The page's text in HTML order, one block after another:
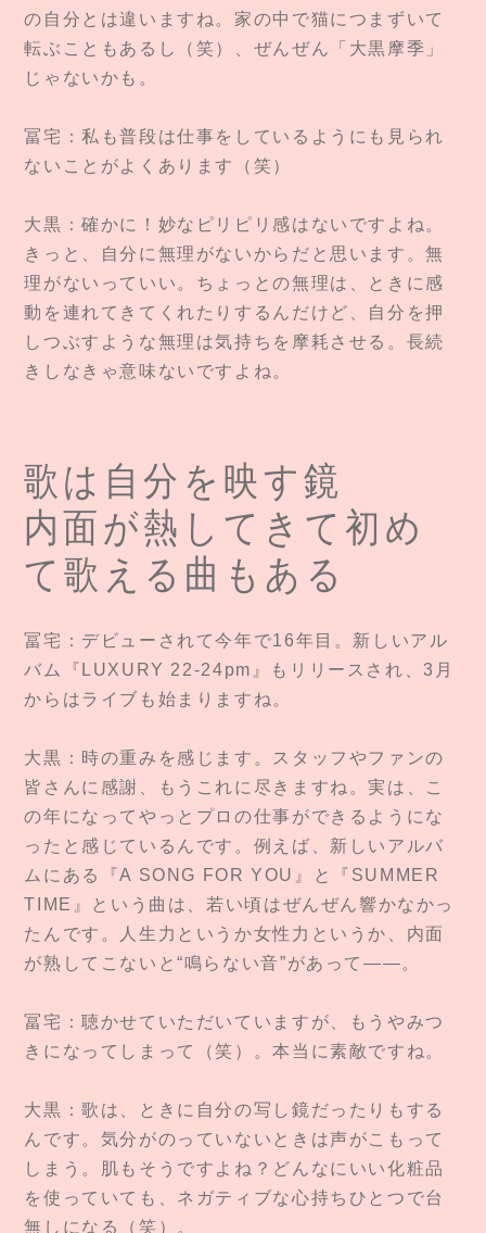
の自分とは違いますね。家の中で猫につまずいて
転ぶこともあるし（笑）、ぜんぜん「大黒摩季」
じゃないかも。
冨宅：私も普段は仕事をしているようにも見られ
ないことがよくあります（笑）
大黒：確かに！妙なピリピリ感はないですよね。
きっと、自分に無理がないからだと思います。無
理がないっていい。ちょっとの無理は、ときに感
動を連れてきてくれたりするんだけど、自分を押
しつぶすような無理は気持ちを摩耗させる。長続
きしなきゃ意味ないですよね。
歌は自分を映す鏡
内面が熱してきて初め
て歌える曲もある
冨宅：デビューされて今年で16年目。新しいアル
バム『LUXURY 22-24pm』もリリースされ、3月
からはライブも始まりますね。
大黒：時の重みを感じます。スタッフやファンの
皆さんに感謝、もうこれに尽きますね。実は、こ
の年になってやっとプロの仕事ができるようにな
ったと感じているんです。例えば、新しいアルバ
ムにある『A SONG FOR YOU』と『SUMMER
TIME』という曲は、若い頃はぜんぜん響かなかっ
たんです。人生力というか女性力というか、内面
が熟してこないと“鳴らない音”があって——。
冨宅：聴かせていただいていますが、もうやみつ
きになってしまって（笑）。本当に素敵ですね。
大黒：歌は、ときに自分の写し鏡だったりもする
んです。気分がのっていないときは声がこもって
しまう。肌もそうですよね？どんなにいい化粧品
を使っていても、ネガティブな心持ちひとつで台
無しになる（笑）。